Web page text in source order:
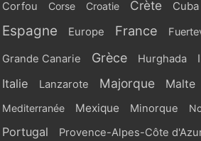
Corfou
Corse Croatie Crète Cuba
Espagne Europe France
Grande Canarie Grèce Hurghada
Italie Lanzarote Majorque Malte
Mediterranée
Mexique Minorque
Portugal Provence-Alpes-Côte